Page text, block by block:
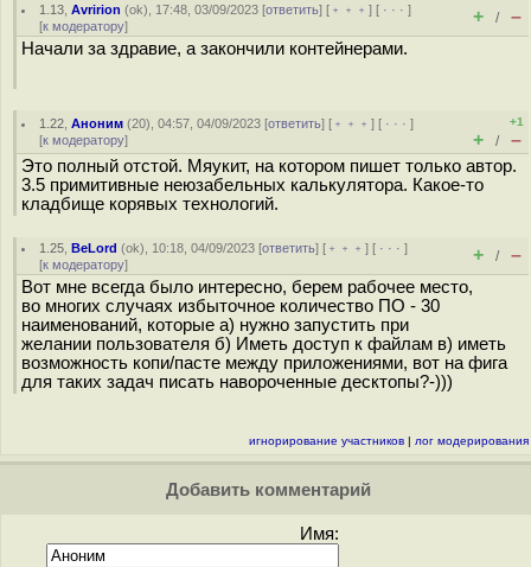
1.13 ,Avririon (ok), 17:48, 03/09/2023 [ответить] [ ﹢﹢﹢] [ · · ·]
[к модератору] + / –
Начали за здравие, а закончили кoнтeйнepaми.
1.22 ,Аноним (20), 04:57, 04/09/2023 [ответить] [ ﹢﹢﹢] [ · · ·]
[к модератору]
+1
+ / –
Это полный отстой. Мяукит, на котором пишет только автор.
3.5 примитивные неюзабельных калькулятора. Какое-то
кладбище корявых технологий.
1.25 ,BeLord (ok), 10:18, 04/09/2023 [ответить] [ ﹢﹢﹢] [ · · ·]
[к модератору] + / –
Вот мне всегда было интересно, берем рабочее место,
во многих случаях избыточное количество ПО - 30
наименований, которые а) нужно запустить при
желании пользователя б) Иметь доступ к файлам в) иметь
возможность копи/пасте между приложениями, вот на фига
для таких задач писать навороченные десктопы?-)))
игнорирование участников | лог модерирования
Добавить комментарий
Имя: